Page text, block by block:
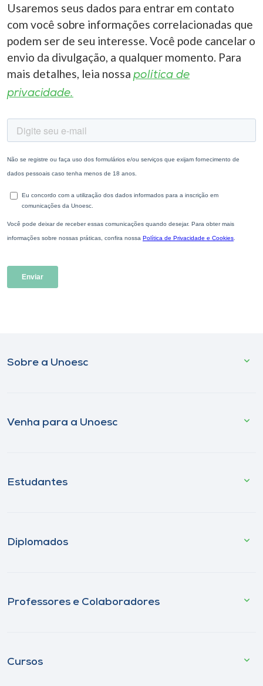
Usaremos seus dados para entrar em contato
com você sobre informações correlacionadas que
podem ser de seu interesse. Você pode cancelar o
envio da divulgação, a qualquer momento. Para
mais detalhes, leia nossa política de
privacidade.
Sobre a Unoesc
Venha para a Unoesc
Estudantes
Diplomados
Professores e Colaboradores
Cursos